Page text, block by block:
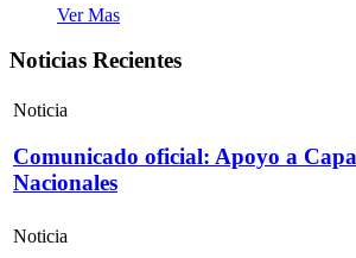
Ver Mas
Noticias Recientes
Noticia
Comunicado oficial: Apoyo a
Nacionales
Noticia